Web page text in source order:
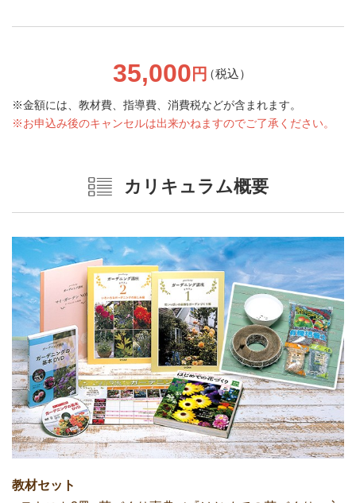
35,000 円（税込）
金額には、教材費、指導費、消費税などが含まれます。
お申込み後のキャンセルは出来かねますのでご了承ください。
カリキュラム概要
教材セット